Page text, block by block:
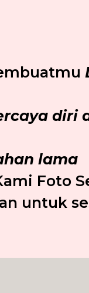
diri
lama
Foto
untuk